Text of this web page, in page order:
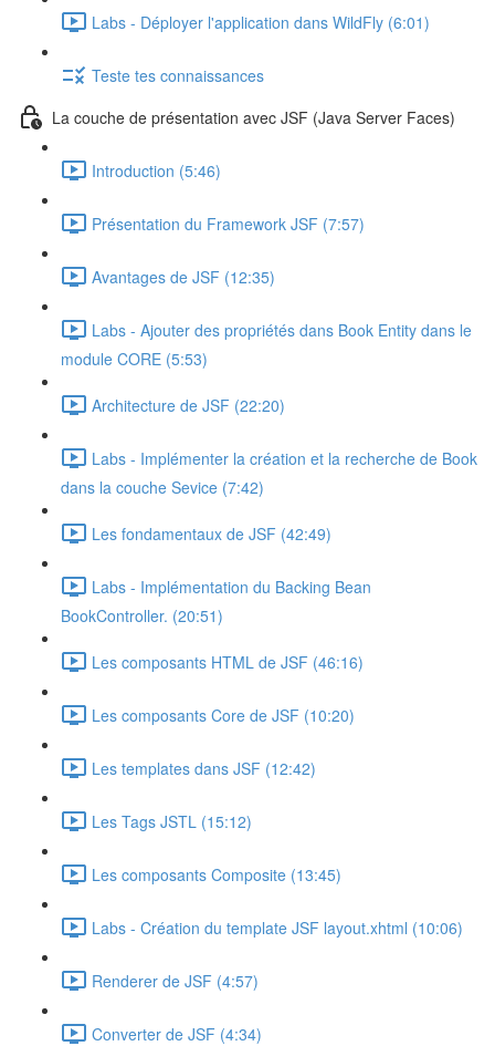
Labs - Déployer l'application dans WildFly (6:01)
Teste tes connaissances
La couche de présentation avec JSF (Java Server Faces)
Introduction (5:46)
Présentation du Framework JSF (7:57)
Avantages de JSF (12:35)
Labs - Ajouter des propriétés dans Book Entity dans le
module CORE (5:53)
Architecture de JSF (22:20)
Labs - Implémenter la création et la recherche de Book
dans la couche Sevice (7:42)
Les fondamentaux de JSF (42:49)
Labs - Implémentation du Backing Bean
BookController. (20:51)
Les composants HTML de JSF (46:16)
Les composants Core de JSF (10:20)
Les templates dans JSF (12:42)
Les Tags JSTL (15:12)
Les composants Composite (13:45)
Labs - Création du template JSF layout.xhtml (10:06)
Renderer de JSF (4:57)
Converter de JSF (4:34)